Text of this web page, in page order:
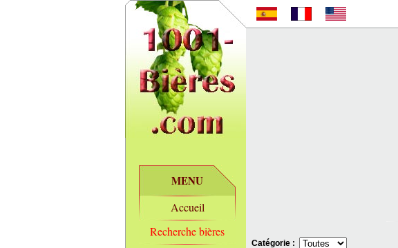
MENU
Accueil
Recherche bières
Catégorie :